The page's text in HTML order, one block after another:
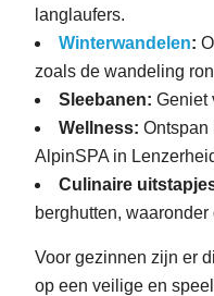
langlaufers.
Winterwandelen:
zoals de wandeling
Sleebanen: Geniet
Wellness: Ontspan
AlpinSPA in
Cul inaire
berghutten,
Voor gezinnen zijn er
op een veilige en